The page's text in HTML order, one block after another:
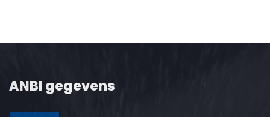
ANBI gegevens